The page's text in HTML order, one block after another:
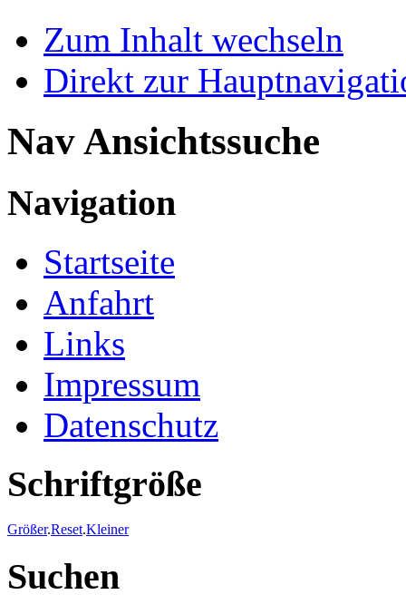
Zum Inhalt wechseln
Direkt zur
Nav Ansichtssuche
Navigation
Startseite
Anfahrt
Links
Impressum
Datenschutz
Schriftgröße
Größer.Reset.Kleiner
Suchen